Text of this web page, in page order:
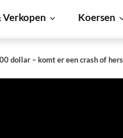
Verkopen Koersen
dollar – komt er een crash of